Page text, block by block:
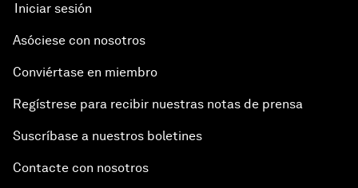
Iniciar sesión
Asóciese con nosotros
Conviértase en miembro
Regístrese para recibir nuestras notas de prensa
Suscríbase a nuestros boletines
Contacte con nosotros